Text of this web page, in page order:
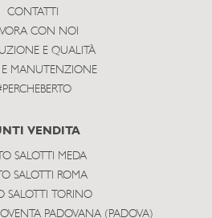
CONTATTI
CON NOI
E QUALITÀ
MANUTENZIONE
VENDITA
SALOTTI MEDA
SALOTTI ROMA
SALOTTI TORINO
PADOVANA (PADOVA)